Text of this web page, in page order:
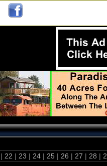
| 22 | 23 | 24 | 25 | 26 | 27 | 28 |